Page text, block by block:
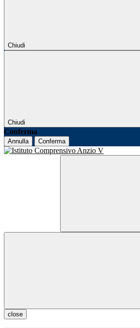
Chiudi
Chiudi
Conferma
Annulla Conferma
close